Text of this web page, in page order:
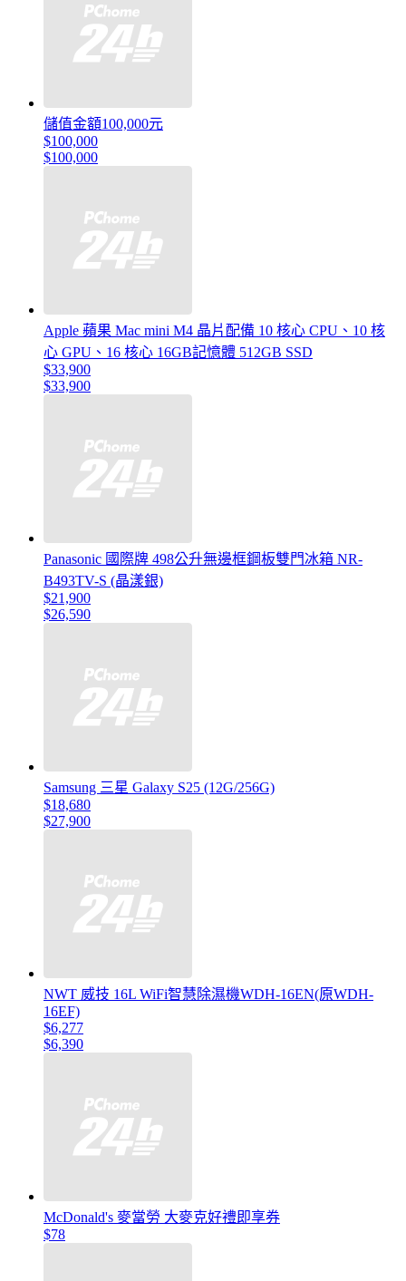
儲值金額100,000元
$100,000
$100,000
Apple 蘋果 Mac mini M4 晶片配備 10 核心 CPU、10 核
心 GPU、16 核心 16GB記憶體 512GB SSD
$33,900
$33,900
Panasonic 國際牌 498公升無邊框鋼板雙門冰箱 NR-
B493TV-S (晶漾銀)
$21,900
$26,590
Samsung 三星 Galaxy S25 (12G/256G)
$18,680
$27,900
NWT 威技 16L WiFi智慧除濕機WDH-16EN(原WDH-
16EF)
$6,277
$6,390
McDonald's 麥當勞 大麥克好禮即享券
$78